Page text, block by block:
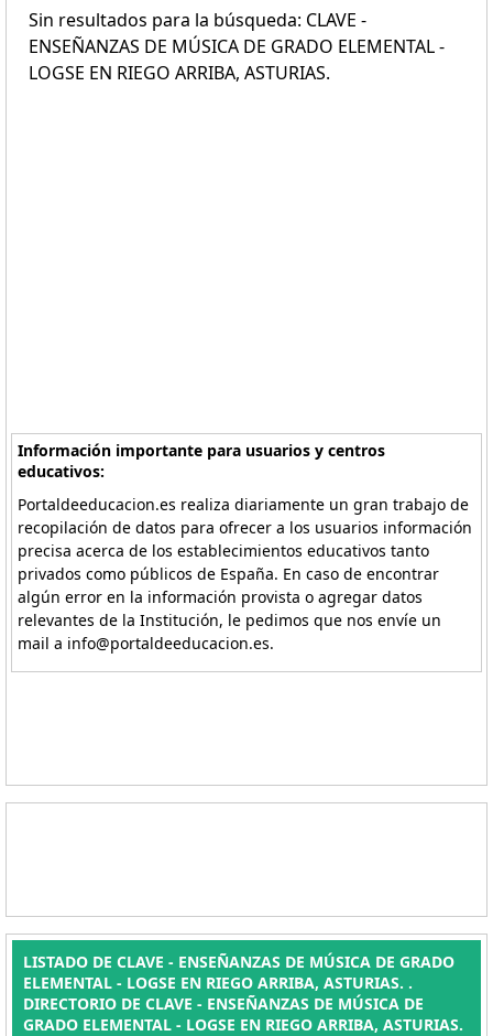
Sin resultados para la búsqueda: CLAVE -
ENSEÑANZAS DE MÚSICA DE GRADO ELEMENTAL -
LOGSE EN RIEGO ARRIBA, ASTURIAS.
Información importante para usuarios y centros
educativos:
Portaldeeducacion.es realiza diariamente un gran trabajo de
recopilación de datos para ofrecer a los usuarios información
precisa acerca de los establecimientos educativos tanto
privados como públicos de España. En caso de encontrar
algún error en la información provista o agregar datos
relevantes de la Institución, le pedimos que nos envíe un
mail a info@portaldeeducacion.es.
LISTADO DE CLAVE - ENSEÑANZAS DE MÚSICA DE GRADO
ELEMENTAL - LOGSE EN RIEGO ARRIBA, ASTURIAS. .
DIRECTORIO DE CLAVE - ENSEÑANZAS DE MÚSICA DE
GRADO ELEMENTAL - LOGSE EN RIEGO ARRIBA, ASTURIAS.